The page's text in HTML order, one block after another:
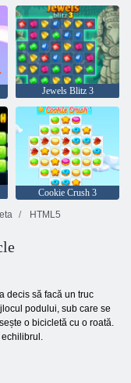
Jewels Blitz 3
Cookie Crush 3
HTML5
decis să facă un truc
podului, sub care se
o bicicletă cu o roată.
echilibrul.